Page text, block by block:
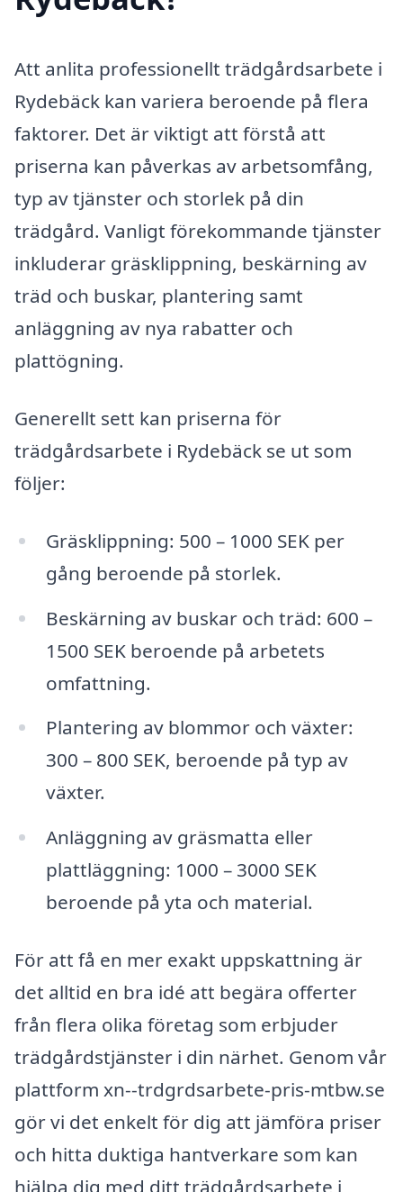
Att anlita professionellt trädgårdsarbete i
Rydebäck kan variera beroende på flera
faktorer. Det är viktigt att förstå att
priserna kan påverkas av arbetsomfång,
typ av tjänster och storlek på din
trädgård. Vanligt förekommande tjänster
inkluderar gräsklippning, beskärning av
träd och buskar, plantering samt
anläggning av nya rabatter och
plattögning.
Generellt sett kan priserna för
trädgårdsarbete i Rydebäck se ut som
följer:
Gräsklippning: 500 – 1000 SEK per
gång beroende på storlek.
Beskärning av buskar och träd: 600 –
1500 SEK beroende på arbetets
omfattning.
Plantering av blommor och växter:
300 – 800 SEK, beroende på typ av
växter.
Anläggning av gräsmatta eller
plattläggning: 1000 – 3000 SEK
beroende på yta och material.
För att få en mer exakt uppskattning är
det alltid en bra idé att begära offerter
från flera olika företag som erbjuder
trädgårdstjänster i din närhet. Genom vår
plattform xn--trdgrdsarbete-pris-mtbw.se
gör vi det enkelt för dig att jämföra priser
och hitta duktiga hantverkare som kan
hjälpa dig med ditt trädgårdsarbete i